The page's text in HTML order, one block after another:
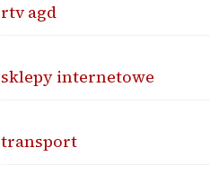
rtv agd
sklepy internetowe
transport